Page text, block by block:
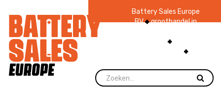
Battery Sales Europe
BV groothandel in
zaklampen Ruim 48
jaar ervaring
voorraad.